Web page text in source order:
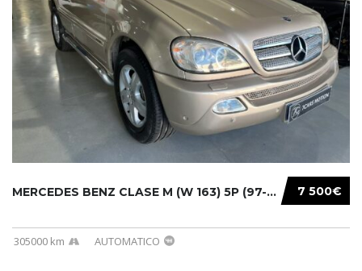
7 500€
MERCEDES BENZ CLASE M (W 163) 5P (97-05) 200...
305000 km AUTOMATICO